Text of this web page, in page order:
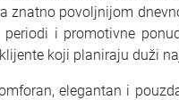
znatno povoljnijom
i promotivne
koji planiraju duži
elegantan i